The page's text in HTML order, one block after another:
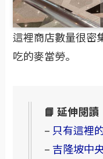
這裡商店數量很密
吃的麥當勞。
📘 延伸閱讀
– 只有這裡
–吉隆坡中